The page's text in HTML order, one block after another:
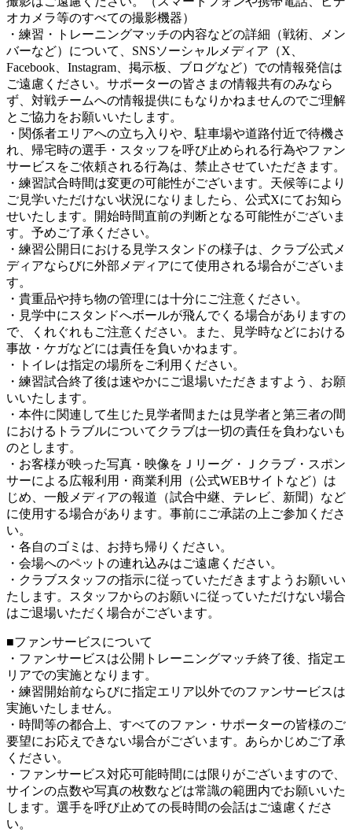
オカメラ等のすべての撮影機器）
・練習・トレーニングマッチの内容などの詳細（戦術、メン
バーなど）について、SNSソーシャルメディア（X、
Facebook、Instagram、掲示板、ブログなど）での情報発信は
ご遠慮ください。サポーターの皆さまの情報共有のみなら
ず、対戦チームへの情報提供にもなりかねませんのでご理解
とご協力をお願いいたします。
・関係者エリアへの立ち入りや、駐車場や道路付近で待機さ
れ、帰宅時の選手・スタッフを呼び止められる行為やファン
サービスをご依頼される行為は、禁止させていただきます。
・練習試合時間は変更の可能性がございます。天候等により
ご見学いただけない状況になりましたら、公式Xにてお知ら
せいたします。開始時間直前の判断となる可能性がございま
す。予めご了承ください。
・練習公開日における見学スタンドの様子は、クラブ公式メ
ディアならびに外部メディアにて使用される場合がございま
す。
・貴重品や持ち物の管理には十分にご注意ください。
・見学中にスタンドへボールが飛んでくる場合がありますの
で、くれぐれもご注意ください。また、見学時などにおける
事故・ケガなどには責任を負いかねます。
・トイレは指定の場所をご利用ください。
・練習試合終了後は速やかにご退場いただきますよう、お願
いいたします。
・本件に関連して生じた見学者間または見学者と第三者の間
におけるトラブルについてクラブは一切の責任を負わないも
のとします。
・お客様が映った写真・映像をＪリーグ・Ｊクラブ・スポン
サーによる広報利用・商業利用（公式WEBサイトなど）は
じめ、一般メディアの報道（試合中継、テレビ、新聞）など
に使用する場合があります。事前にご承諾の上ご参加くださ
い。
・各自のゴミは、お持ち帰りください。
・会場へのペットの連れ込みはご遠慮ください。
・クラブスタッフの指示に従っていただきますようお願いい
たします。スタッフからのお願いに従っていただけない場合
はご退場いただく場合がございます。
■ファンサービスについて
・ファンサービスは公開トレーニングマッチ終了後、指定エ
リアでの実施となります。
・練習開始前ならびに指定エリア以外でのファンサービスは
実施いたしません。
・時間等の都合上、すべてのファン・サポーターの皆様のご
要望にお応えできない場合がございます。あらかじめご了承
ください。
・ファンサービス対応可能時間には限りがございますので、
サインの点数や写真の枚数などは常識の範囲内でお願いいた
します。選手を呼び止めての長時間の会話はご遠慮くださ
い。